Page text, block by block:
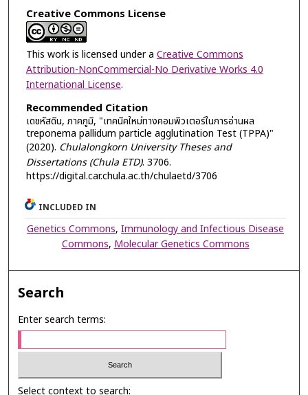
Creative Commons License
This work is licensed under a Creative Commons
Attribution-NonCommercial-No Derivative Works 4.0
International License.
Recommended Citation
เดชหัสดิน, ภาคภูมิ, "เทคนิคใหม่ทางคอมพิวเตอร์ในการอ่านผล
treponema pallidum particle agglutination Test (TPPA)"
(2020). Chulalongkorn University Theses and
Dissertations (Chula ETD). 3706.
https://digital.car.chula.ac.th/chulaetd/3706
INCLUDED IN
Genetics Commons,Immunology and Infectious Disease
Commons, Molecular Genetics Commons
Search
Enter search terms:
Select context to search: